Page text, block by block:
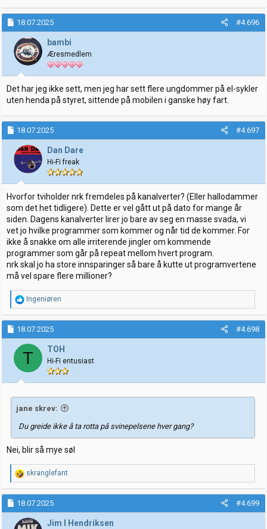
18.07.2025 #4.696
bambi
Æresmedlem
Det har jeg ikke sett, men jeg har sett flere ungdommer på el-sykler
uten henda på styret, sittende på mobilen i ganske høy fart.
18.07.2025 #4.697
Dan Dare
Hi-Fi freak
Hvorfor tviholder nrk fremdeles på kanalverter? (Eller hallodammer
som det het tidligere). Dette er vel gått ut på dato for mange år
siden. Dagens kanalverter lirer jo bare av seg en masse svada, vi
vet jo hvilke programmer som kommer og når tid de kommer. For
ikke å snakke om alle irriterende jingler om kommende
programmer som går på repeat mellom hvert program.
nrk skal jo ha store innsparinger så bare å kutte ut programvertene
må vel spare flere millioner?
R
e
a
k
s
j
o
n
e
r
Ingeniøren
18.07.2025 #4.698
T TOH
Hi-Fi entusiast
jane skrev:
Du greide ikke å ta rotta på svinepelsene hver gang?
Nei, blir så mye søl
R
e
a
k
s
j
skranglefant
18.07.2025 #4.699
Jim I Hendriksen